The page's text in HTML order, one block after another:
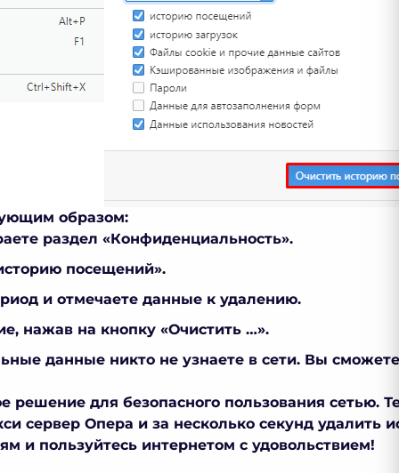
образом:
раздел «Конфиденциальность».
посещений».
и отмечаете данные к удалению.
нажав на кнопку «Очистить …».
данные никто не узнаете в сети. Вы
решение для безопасного пользования сетью.
сервер Опера и за несколько секунд удалить
и пользуйтесь интернетом с удовольствием!